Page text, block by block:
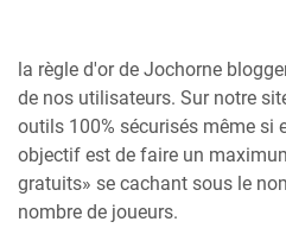
la règle d'or de Jochorne
de nos utilisateurs. Sur notre
outils 100% sécurisés même si
objectif est de faire un
gratuits» se cachant sous le
nombre de joueurs.